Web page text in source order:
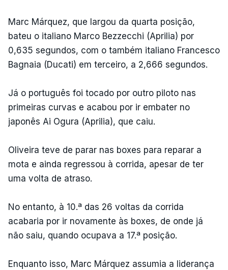
Marc Márquez, que largou da quarta posição,
bateu o italiano Marco Bezzecchi (Aprilia) por
0,635 segundos, com o também italiano Francesco
Bagnaia (Ducati) em terceiro, a 2,666 segundos.
Já o português foi tocado por outro piloto nas
primeiras curvas e acabou por ir embater no
japonês Ai Ogura (Aprilia), que caiu.
Oliveira teve de parar nas boxes para reparar a
mota e ainda regressou à corrida, apesar de ter
uma volta de atraso.
No entanto, à 10.ª das 26 voltas da corrida
acabaria por ir novamente às boxes, de onde já
não saiu, quando ocupava a 17.ª posição.
Enquanto isso, Marc Márquez assumia a liderança